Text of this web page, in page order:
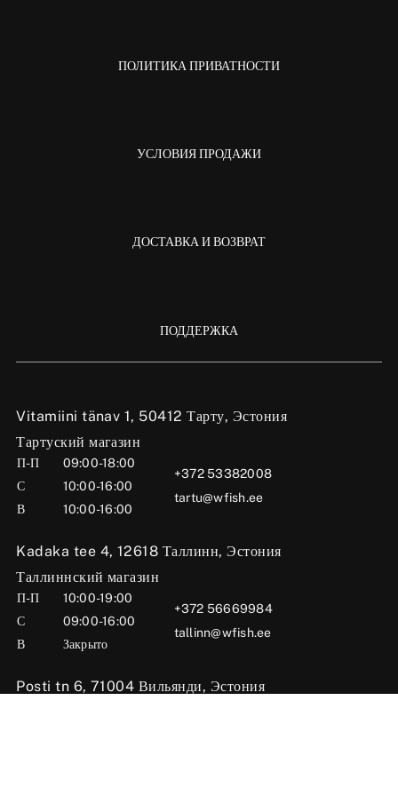
Vitamiini tänav 1, 50412 Тарту, Эстония
Тартуский магазин
П-П
09:00-18:00
С
10:00-16:00
В
10:00-16:00
+372 53382008
tartu@wfish.ee
Kadaka tee 4, 12618 Таллинн, Эстония
Таллиннский магазин
П-П
10:00-19:00
С
09:00-16:00
В
Закрыто
+372 56669984
tallinn@wfish.ee
Posti tn 6, 71004 Вильянди, Эстония
ПОЛИТИКА ПРИВАТНОСТИ
УСЛОВИЯ ПРОДАЖИ
ДОСТАВКА И ВОЗВРАТ
ПОДДЕРЖКА